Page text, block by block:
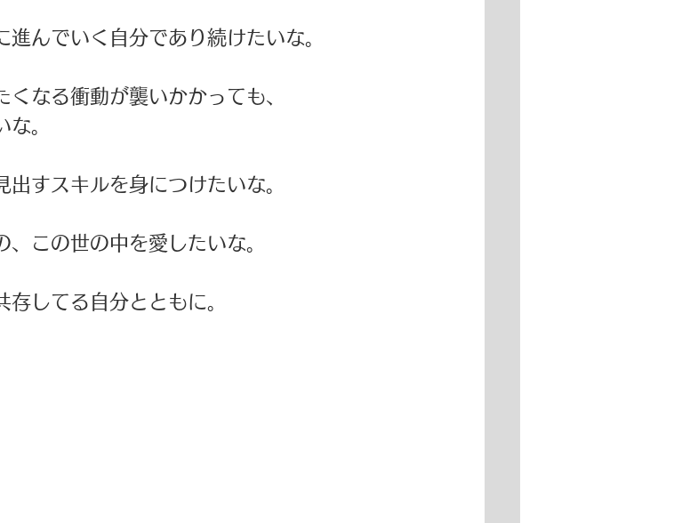
進んでいく自分であり続けたいな。
くなる衝動が襲いかかっても、
な。
出すスキルを身につけたいな。
、この世の中を愛したいな。
存してる自分とともに。